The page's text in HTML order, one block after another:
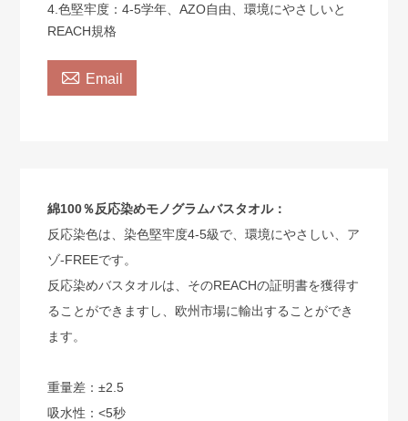
4.色堅牢度：4-5学年、AZO自由、環境にやさしいと
REACH規格
 Email
綿100％反応染めモノグラムバスタオル：
反応染色は、染色堅牢度4-5級で、環境にやさしい、ア
ゾ-FREEです。
反応染めバスタオルは、そのREACHの証明書を獲得す
ることができますし、欧州市場に輸出することができ
ます。
重量差：±2.5
吸水性：<5秒